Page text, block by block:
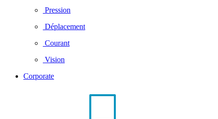
Pression
Déplacement
Courant
Vision
Corporate